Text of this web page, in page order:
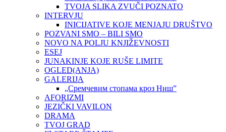
TVOJA SLIKA ZVUČI POZNATO
INTERVJU
INICIJATIVE KOJE MENJAJU DRUŠTVO
POZVANI SMO – BILI SMO
NOVO NA POLJU KNJIŽEVNOSTI
ESEJ
JUNAKINJE KOJE RUŠE LIMITE
OGLED(ANJA)
GALERIJA
„Сремчевим стопама кроз Ниш”
AFORIZMI
JEZIČKI VAVILON
DRAMA
TVOJ GRAD